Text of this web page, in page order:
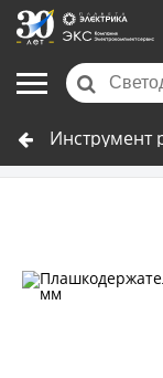
Инструмент